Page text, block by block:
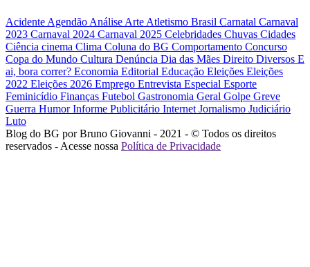
Acidente Agendão Análise Arte Atletismo Brasil Carnatal Carnaval
2023 Carnaval 2024 Carnaval 2025 Celebridades Chuvas Cidades
Ciência cinema Clima Coluna do BG Comportamento Concurso
Copa do Mundo Cultura Denúncia Dia das Mães Direito Diversos E
ai, bora correr? Economia Editorial Educação Eleições Eleições
2022 Eleições 2026 Emprego Entrevista Especial Esporte
Feminicídio Finanças Futebol Gastronomia Geral Golpe Greve
Guerra HumorInforme Publicitário Internet Jornalismo Judiciário
Luto
Blog do BG por Bruno Giovanni - 2021 - © Todos os direitos
reservados - Acesse nossa Política de Privacidade